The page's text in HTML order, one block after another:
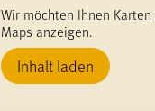
Wir möchten Ihnen Karten
Maps anzeigen.
Inhalt laden